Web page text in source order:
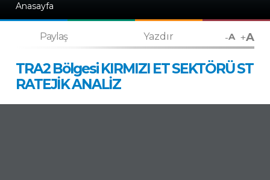
Anasayfa
TRA2 Bölgesi KIRMIZI ET SEKTÖRÜ ST
RATEJİK ANALİZ
Paylaş Yazdır -A +A